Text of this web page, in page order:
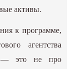
активы.
к программе,
агентства
— это не про